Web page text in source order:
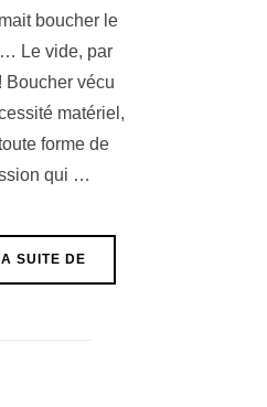
boucher le
Le vide, par
Boucher vécu
matériel,
forme de
qui …
SUITE DE